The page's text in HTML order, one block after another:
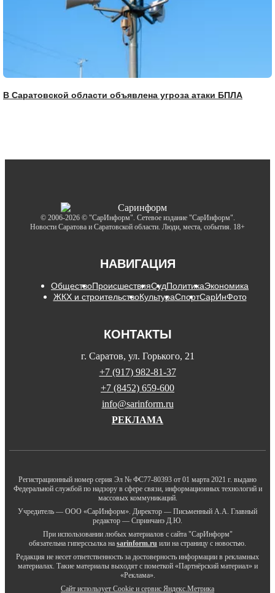
В Саратовской области объявлена угроза атаки БПЛА
© 2006-2026 © "СарИнформ". Сетевое издание "СарИнформ".
Новости Саратова и Саратовской области. Люди, места, события. 18+
НАВИГАЦИЯ
ОбществоПроисшествияСудПолитикаЭкономика
ЖКХ и строительствоКультураСпортСарИнФото
КОНТАКТЫ
г. Саратов, ул. Горького, 21
+7 (917) 982-81-37
+7 (8452) 659-600
info@sarinform.ru
РЕКЛАМА
Регистрационный номер серия Эл № ФС77-80393 от 01 марта 2021 г. выдано
Федеральной службой по надзору в сфере связи, информационных технологий и
массовых коммуникаций.
Учредитель — ООО «СарИнформ». Директор — Письменный А.А. Главный
редактор — Спринчанэ Д.Ю.
При использовании любых материалов с сайта "СарИнформ"
обязательна гиперссылка на sarinform.ru или на страницу с новостью.
Редакция не несет ответственность за достоверность информации в рекламных
материалах. Такие материалы выходят с пометкой «Партнёрский материал» и
«Реклама».
Сайт использует Cookie и сервиc Яндекс.Метрика